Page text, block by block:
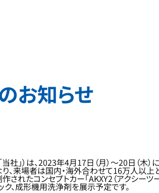
お知らせ
」）は、2023年4月17日（月）～20日（
、来場者は国内・海外合わせて16万人以上
れたコンセプトカー「AKXY2（アクシー
、成形機用洗浄剤を展示予定です。